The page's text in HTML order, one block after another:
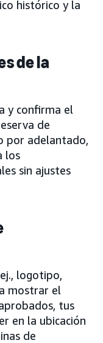
histórico y la
de la
y confirma el
de
por adelantado,
los
sin ajustes
logotipo,
mostrar el
tus
en la ubicación
de